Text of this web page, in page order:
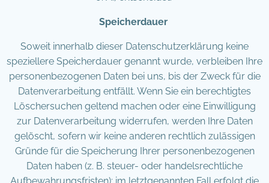
Speicherdauer
Soweit innerhalb dieser Datenschutzerklärung keine
speziellere Speicherdauer genannt wurde, verbleiben Ihre
personenbezogenen Daten bei uns, bis der Zweck für die
Datenverarbeitung entfällt. Wenn Sie ein berechtigtes
Löschersuchen geltend machen oder eine Einwilligung
zur Datenverarbeitung widerrufen, werden Ihre Daten
gelöscht, sofern wir keine anderen rechtlich zulässigen
Gründe für die Speicherung Ihrer personenbezogenen
Daten haben (z. B. steuer- oder handelsrechtliche